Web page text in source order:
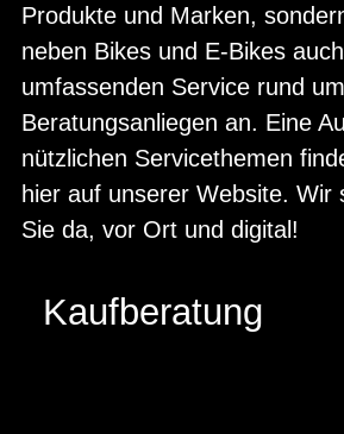
Produkte und Marken,
neben Bikes und E-Bikes
umfassenden Service rund
Beratungsanliegen an. Eine
nützlichen Servicethemen
hier auf unserer Website. Wir
Sie da, vor Ort und digital!
Kaufberatung